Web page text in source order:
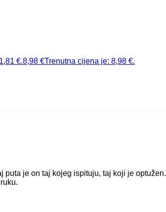
€.8,98 €Trenutna cijena je: 8,98 €.
je on taj kojeg ispituju, taj koji je optužen.